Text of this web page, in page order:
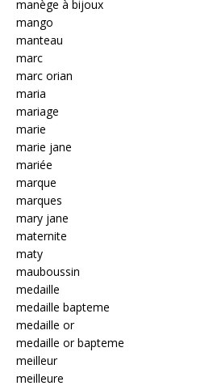
manège à bijoux
mango
manteau
marc
marc orian
maria
mariage
marie
marie jane
mariée
marque
marques
mary jane
maternite
maty
mauboussin
medaille
medaille bapteme
medaille or
medaille or bapteme
meilleur
meilleure